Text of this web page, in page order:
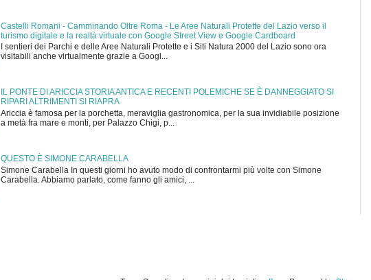
Castelli Romani - Camminando Oltre Roma - Le Aree Naturali Protette del Lazio verso il
turismo digitale e la realtà virtuale con Google Street View e Google Cardboard
I sentieri dei Parchi e delle Aree Naturali Protette e i Siti Natura 2000 del Lazio sono ora
visitabili anche virtualmente grazie a Googl...
IL PONTE DI ARICCIA STORIA ANTICA E RECENTI POLEMICHE SE È DANNEGGIATO SI
RIPARI ALTRIMENTI SI RIAPRA
Ariccia è famosa per la porchetta, meraviglia gastronomica, per la sua invidiabile posizione
a metà fra mare e monti, per Palazzo Chigi, p...
QUESTO È SIMONE CARABELLA
Simone Carabella In questi giorni ho avuto modo di confrontarmi più volte con Simone
Carabella. Abbiamo parlato, come fanno gli amici, ...